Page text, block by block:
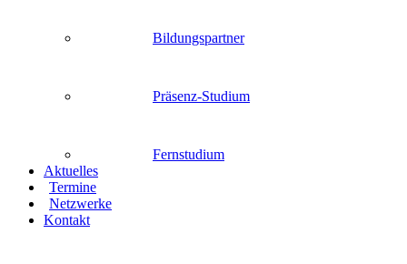
Bildungspartner
Präsenz-Studium
Fernstudium
Aktuelles
Termine
Netzwerke
Kontakt